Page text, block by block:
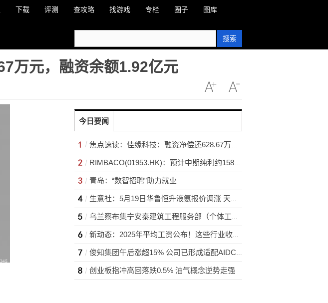
下载 评测 查攻略 找游戏 专栏 圈子 图库
搜索
万元，融资余额1.92亿元
今日要闻
焦点速读：佳缘科技：融资净偿还628.67万元，融资余额1.92亿元
RIMBACO(01953.HK)：预计中期纯利约1580万令吉_焦点热闻
青岛：“数智招聘”助力就业
生意社：5月19日华鲁恒升液氨报价调涨 天天快报
乌兰察布集宁安泰建筑工程服务部（个体工商户）成立 注册资本2万人民币 焦点快报
新动态：2025年平均工资公布！这些行业收入最高
俊知集团午后涨超15% 公司已形成适配AIDC全场景的产品矩阵|精选
创业板指冲高回落跌0.5% 油气概念逆势走强